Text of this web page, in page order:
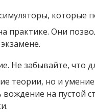
которые
практике. Они
Не забывайте, что
теории, но и
на пустой